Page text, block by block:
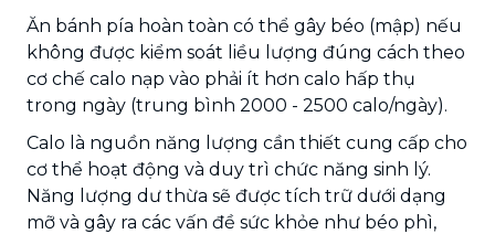
Ăn bánh pía hoàn toàn có thể gây béo (mập) nếu
không được kiểm soát liều lượng đúng cách theo
cơ chế calo nạp vào phải ít hơn calo hấp thụ
trong ngày (trung bình 2000 - 2500 calo/ngày).
Calo là nguồn năng lượng cần thiết cung cấp cho
cơ thể hoạt động và duy trì chức năng sinh lý.
Năng lượng dư thừa sẽ được tích trữ dưới dạng
mỡ và gây ra các vấn đề sức khỏe như béo phì,